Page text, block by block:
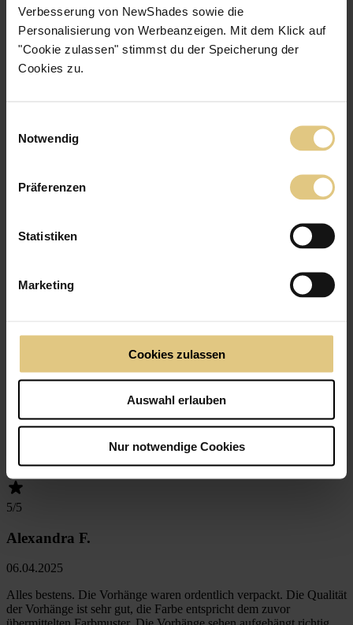
Verbesserung von NewShades sowie die
Personalisierung von Werbeanzeigen. Mit dem Klick auf
"Cookie zulassen" stimmst du der Speicherung der
Cookies zu.
Notwendig
Präferenzen
Statistiken
Marketing
Cookies zulassen
Auswahl erlauben
Nur notwendige Cookies
Schöner Stoff, tolle Farben, gute Qualität
/5
Schöner Stoff, tolle Farben, gute Qualität
5/5
Alexandra F.
06.04.2025
Alles bestens. Die Vorhänge waren ordentlich verpackt. Die Qualität
der Vorhänge ist sehr gut, die Farbe entspricht dem zuvor